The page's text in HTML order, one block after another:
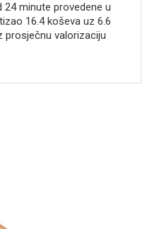
minute provedene u
16.4 koševa uz 6.6
prosječnu valorizaciju